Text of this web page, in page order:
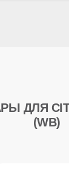
ДЛЯ
(WB)